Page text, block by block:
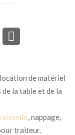
de matériel
la table et de la
, nappage,
traiteur.